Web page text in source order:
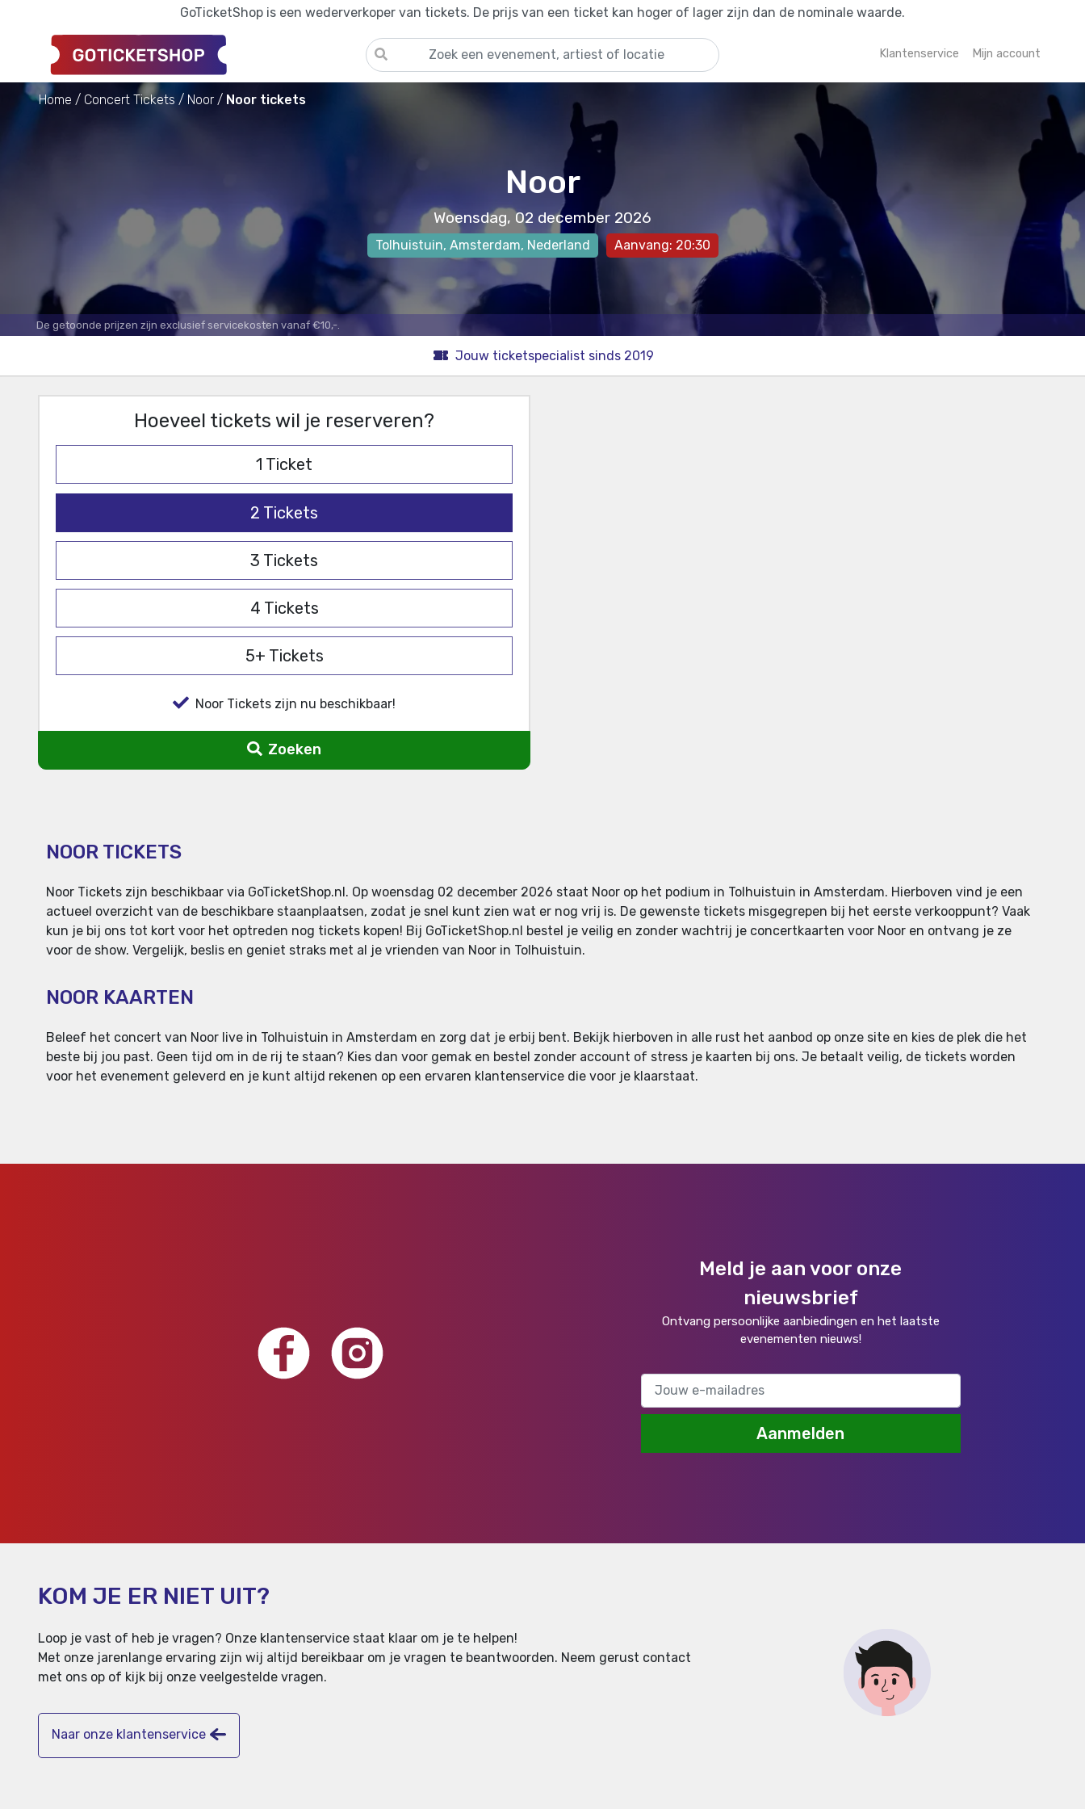
GoTicketShop is een wederverkoper van tickets. De prijs van een ticket kan hoger of lager zijn dan de nominale waarde.
Klantenservice Mijn account
Home Concert Tickets Noor Noor tickets
Noor
Woensdag, 02 december 2026
Tolhuistuin, Amsterdam, Nederland Aanvang: 20:30
De getoonde prijzen zijn exclusief servicekosten vanaf €10,-.
Jouw ticketspecialist sinds 2019
Hoeveel tickets wil je reserveren?
1 Ticket
2 Tickets
3 Tickets
4 Tickets
5+ Tickets
Noor Tickets zijn nu beschikbaar!
Zoeken
NOOR TICKETS
Noor Tickets zijn beschikbaar via GoTicketShop.nl. Op woensdag 02 december 2026 staat Noor op het podium in Tolhuistuin in Amsterdam. Hierboven vind je een
actueel overzicht van de beschikbare staanplaatsen, zodat je snel kunt zien wat er nog vrij is. De gewenste tickets misgegrepen bij het eerste verkooppunt? Vaak
kun je bij ons tot kort voor het optreden nog tickets kopen! Bij GoTicketShop.nl bestel je veilig en zonder wachtrij je concertkaarten voor Noor en ontvang je ze
voor de show. Vergelijk, beslis en geniet straks met al je vrienden van Noor in Tolhuistuin.
NOOR KAARTEN
Beleef het concert van Noor live in Tolhuistuin in Amsterdam en zorg dat je erbij bent. Bekijk hierboven in alle rust het aanbod op onze site en kies de plek die het
beste bij jou past. Geen tijd om in de rij te staan? Kies dan voor gemak en bestel zonder account of stress je kaarten bij ons. Je betaalt veilig, de tickets worden
voor het evenement geleverd en je kunt altijd rekenen op een ervaren klantenservice die voor je klaarstaat.
Meld je aan voor onze
nieuwsbrief
Ontvang persoonlijke aanbiedingen en het laatste
evenementen nieuws!
Aanmelden
KOM JE ER NIET UIT?
Loop je vast of heb je vragen? Onze klantenservice staat klaar om je te helpen!
Met onze jarenlange ervaring zijn wij altijd bereikbaar om je vragen te beantwoorden. Neem gerust contact
met ons op of kijk bij onze veelgestelde vragen.
Naar onze klantenservice